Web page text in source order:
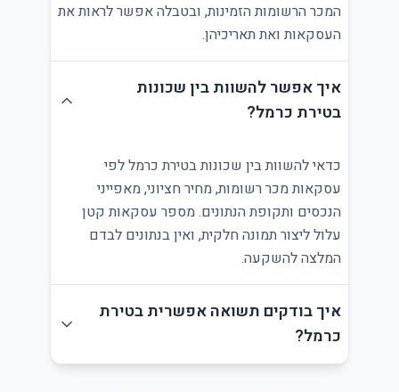
המכר הרשומות הזמינות, ובטבלה אפשר לראות את
העסקאות ואת תאריכיהן.
איך אפשר להשוות בין שכונות
בטירת כרמל?
כדאי להשוות בין שכונות בטירת כרמל לפי
עסקאות מכר רשומות, מחיר חציוני, מאפייני
הנכסים ותקופת הנתונים. מספר עסקאות קטן
עלול ליצור תמונה חלקית, ואין בנתונים לבדם
המלצה להשקעה.
איך בודקים תשואה אפשרית בטירת
כרמל?